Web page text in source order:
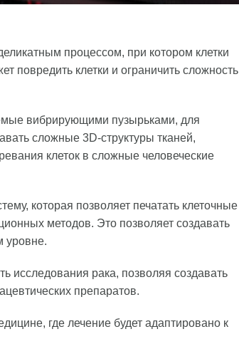
процессом, при котором клетки
повредить клетки и ограничить сложность
вибрирующими пузырьками, для
сложные 3D-структуры тканей,
клеток в сложные человеческие
которая позволяет печатать клеточные
методов. Это позволяет создавать
уровне.
исследования рака, позволяя создавать
препаратов.
где лечение будет адаптировано к